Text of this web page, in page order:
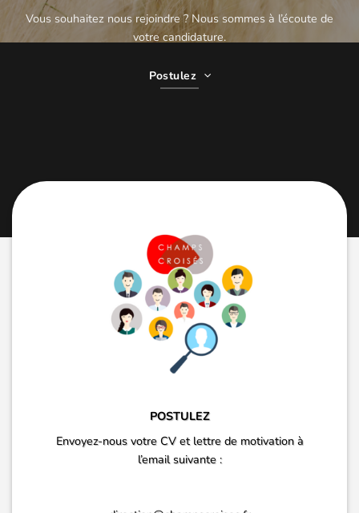
Vous souhaitez nous rejoindre ? Nous sommes à l’écoute de
votre candidature.
Postulez
POSTULEZ
Envoyez-nous votre CV et lettre de motivation à
l’email suivante :